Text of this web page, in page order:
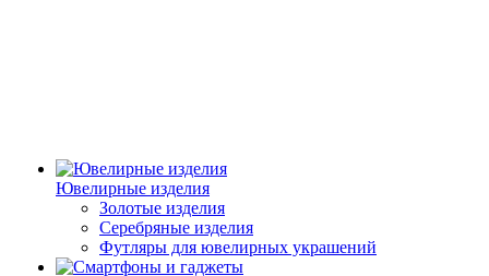
Ювелирные изделия
Золотые изделия
Серебряные изделия
Футляры для ювелирных украшений